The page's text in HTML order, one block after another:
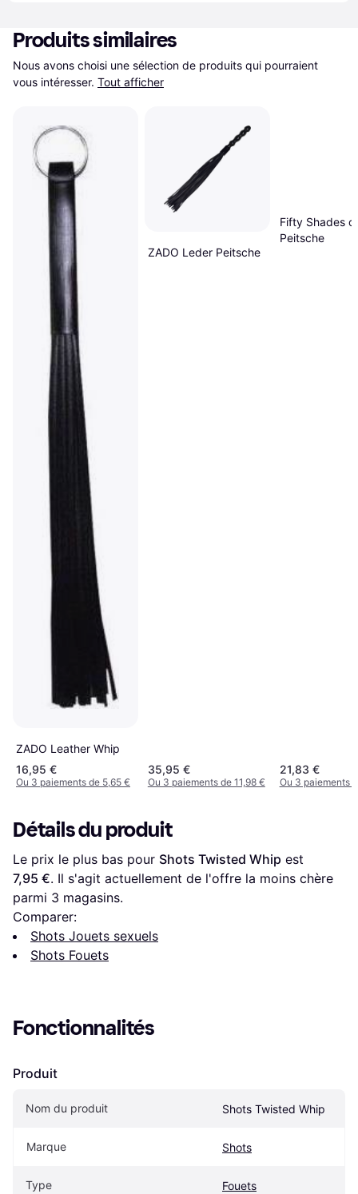
Produits similaires
Nous avons choisi une sélection de produits qui pourraient
vous intéresser. Tout afficher
ZADO Leather Whip
16,95 €
Ou 3 paiements de 5,65 €
ZADO Leder Peitsche
35,95 €
Ou 3 paiements de 11,98 €
Fifty Shades
Peitsche
21,83 €
Ou 3 paiements
Détails du produit
Le prix le plus bas pour Shots Twisted Whip
7,95 €. Il s'agit actuellement de l'offre la moins chère
parmi 3 magasins.
Comparer:
Shots Jouets sexuels
Shots Fouets
Fonctionnalités
Produit
Nom du produit Shots Twisted Whip
Marque Shots
Type Fouets